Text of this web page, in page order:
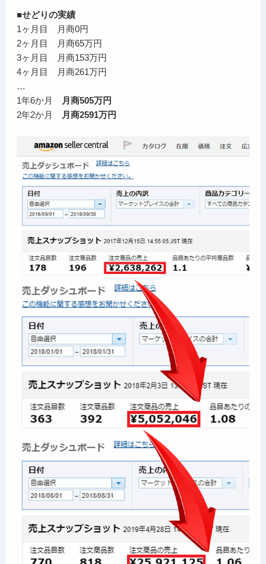
■せどりの実績
1ヶ月目 月商0円
2ヶ月目 月商65万円
3ヶ月目 月商153万円
4ヶ月目 月商261万円
…
1年6か月
月商505万円
2年2か月
月商2591万円